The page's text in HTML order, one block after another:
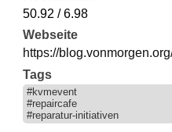
50.92 / 6.98
Webseite
https://
Tags
#kvmevent
#repaircafe
#reparatur-initiativen